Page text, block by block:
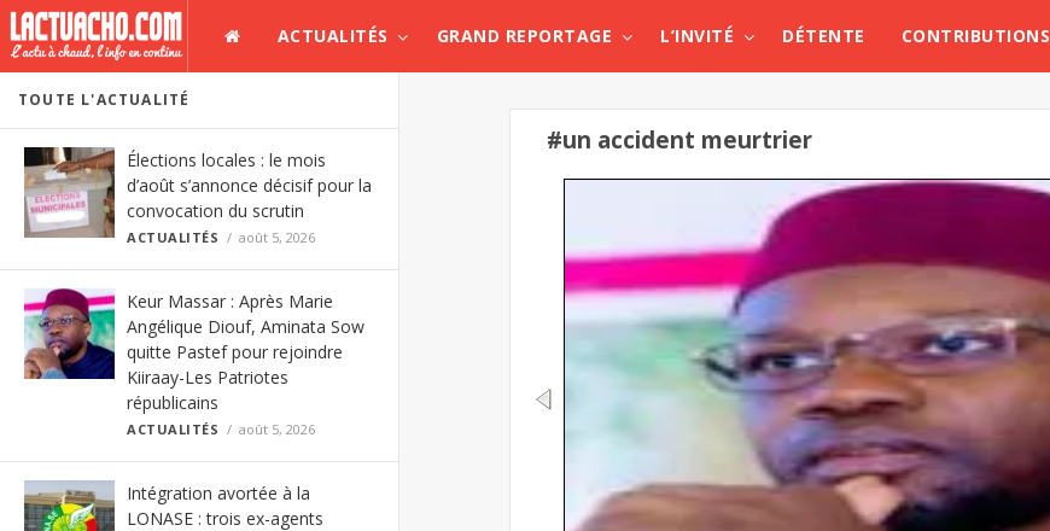
ACTUALITÉS GRAND REPORTAGE L’INVITÉ DÉTENTE CONTRIBUTIONS
TOUTE L'ACTUALITÉ
Élections locales : le mois
d’août s’annonce décisif pour la
convocation du scrutin
ACTUALITÉS août 5, 2026
Keur Massar : Après Marie
Angélique Diouf, Aminata Sow
quitte Pastef pour rejoindre
Kiiraay-Les Patriotes
républicains
ACTUALITÉS août 5, 2026
Intégration avortée à la
LONASE : trois ex-agents
#un accident meurtrier